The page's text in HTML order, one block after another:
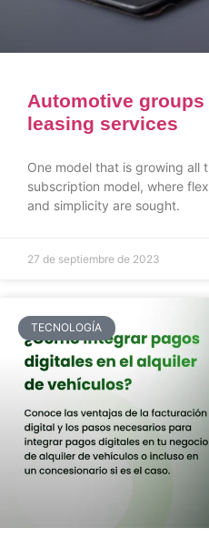
Automotive
leasing services
One model that is growing all
subscription model, where
and simplicity are sought.
27 de septiembre de 2023
TECNOLOGÍA